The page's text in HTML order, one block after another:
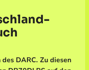
DARC. Zu diesen